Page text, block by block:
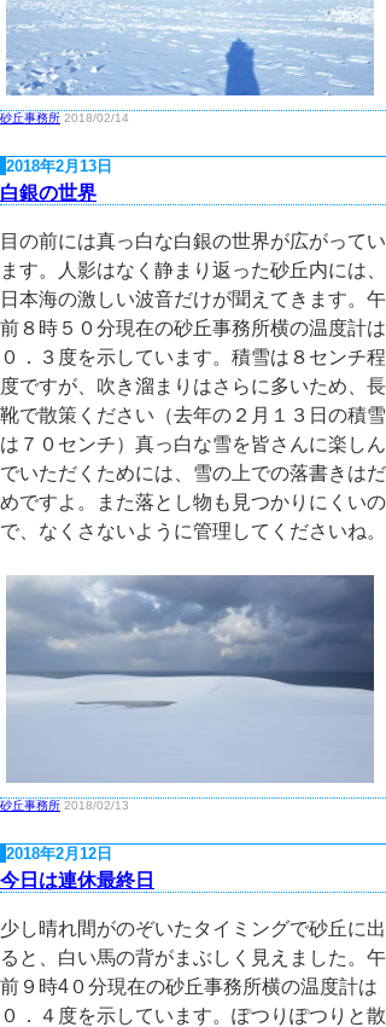
砂丘事務所 2018/02/14
2018年2月13日
白銀の世界
目の前には真っ白な白銀の世界が広がってい
ます。人影はなく静まり返った砂丘内には、
日本海の激しい波音だけが聞えてきます。午
前８時５０分現在の砂丘事務所横の温度計は
０．３度を示しています。積雪は８センチ程
度ですが、吹き溜まりはさらに多いため、長
靴で散策ください（去年の２月１３日の積雪
は７０センチ）真っ白な雪を皆さんに楽しん
でいただくためには、雪の上での落書きはだ
めですよ。また落とし物も見つかりにくいの
で、なくさないように管理してくださいね。
砂丘事務所 2018/02/13
2018年2月12日
今日は連休最終日
少し晴れ間がのぞいたタイミングで砂丘に出
ると、白い馬の背がまぶしく見えました。午
前９時4０分現在の砂丘事務所横の温度計は
０．４度を示しています。ぽつりぽつりと散